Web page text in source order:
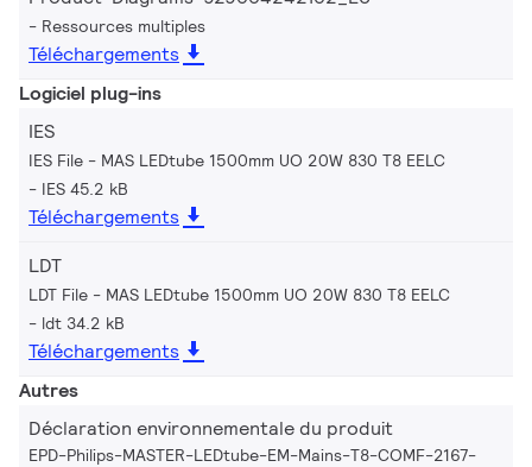
Ressources multiples
Téléchargements
Logiciel plug-ins
IES
IES File - MAS LEDtube 1500mm UO 20W 830 T8 EELC
IES 45.2 kB
Téléchargements
LDT
LDT File - MAS LEDtube 1500mm UO 20W 830 T8 EELC
ldt 34.2 kB
Téléchargements
Autres
Déclaration environnementale du produit
EPD-Philips-MASTER-LEDtube-EM-Mains-T8-COMF-2167-